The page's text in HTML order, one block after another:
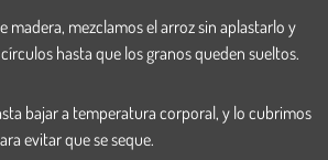
madera, mezclamos el arroz sin aplastarlo y
hasta que los granos queden sueltos.
bajar a temperatura corporal, y lo cubrimos
evitar que se seque.